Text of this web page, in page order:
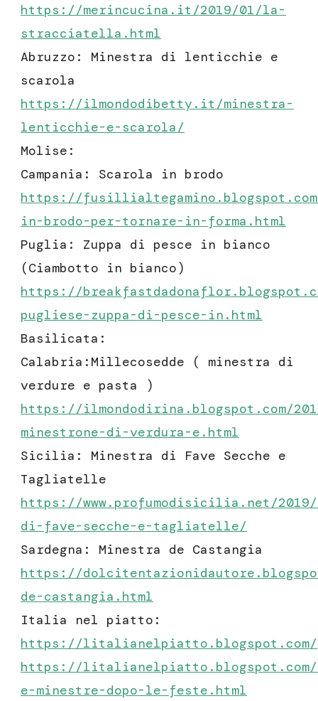
https://merincucina.it/2019/01/la-
stracciatella.html
Abruzzo: Minestra di lenticchie e
scarola
https://ilmondodibetty.it/minestra-
lenticchie-e-scarola/
Molise:
Campania: Scarola in brodo
https://
in-brodo-per-tornare-in-forma.html
Puglia: Zuppa di pesce in bianco
(Ciambotto in bianco)
https://
pugliese-zuppa-di-pesce-in.html
Basilicata:
Calabria:Millecosedde ( minestra di
verdure e pasta )
https://ilmondodirina.blogspot.com/
minestrone-di-verdura-e.html
Sicilia: Minestra di Fave Secche e
Tagliatelle
https://www.profumodisicilia.net/
di-fave-secche-e-tagliatelle/
Sardegna: Minestra de Castangia
https://
de-castangia.html
Italia nel piatto:
https://litalianelpiatto.blogspot.com/
https://litalianelpiatto.blogspot.com/
e-minestre-dopo-le-feste.html